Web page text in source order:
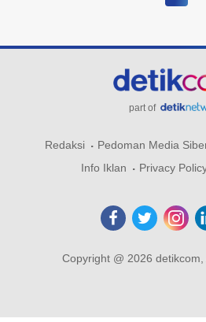
part of
Redaksi Pedoman Media
Info Iklan
Privacy
Copyright @ 2026